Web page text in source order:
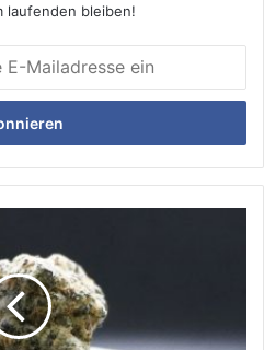
laufenden bleiben!